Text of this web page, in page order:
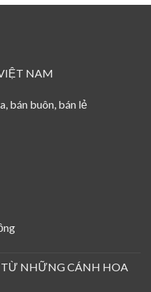
NAM
bán buôn, bán lẻ
NHỮNG CÁNH HOA